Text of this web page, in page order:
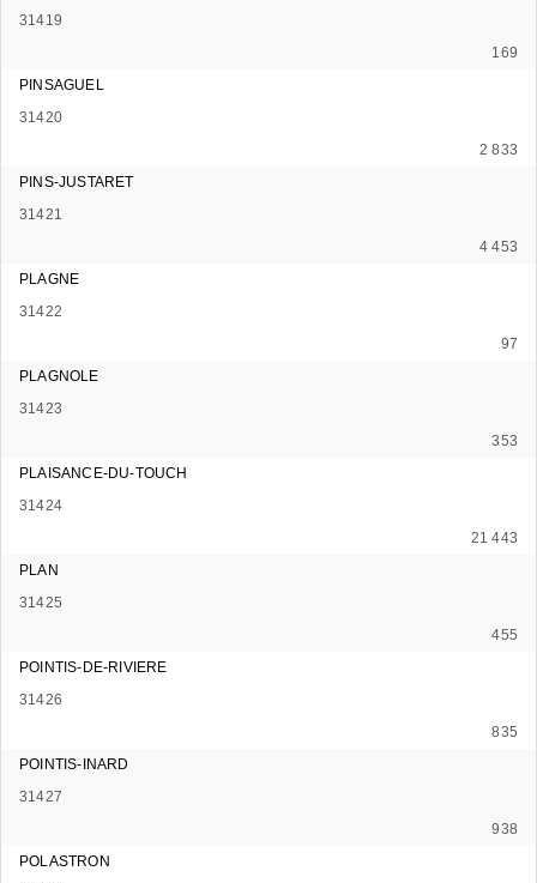
31419
169
PINSAGUEL
31420
2 833
PINS-JUSTARET
31421
4 453
PLAGNE
31422
97
PLAGNOLE
31423
353
PLAISANCE-DU-TOUCH
31424
21 443
PLAN
31425
455
POINTIS-DE-RIVIERE
31426
835
POINTIS-INARD
31427
938
POLASTRON